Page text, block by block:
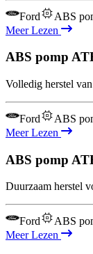
Ford
ABS
Meer Lezen
ABS pomp
Volledig herstel
Ford
ABS
Meer Lezen
ABS pomp
Duurzaam herstel
Ford
ABS
Meer Lezen